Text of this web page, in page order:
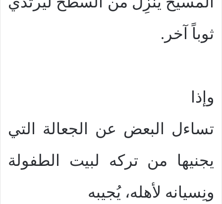
ثوباً آخر.
وإذا
تساءل البعض عن الجعالة التي
يجنيها من تركه لبيت الطفولة
ونِسيانه لأهله، يُجيبه